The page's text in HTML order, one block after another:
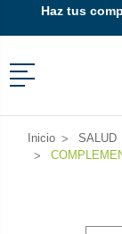
Haz tus
Menú
Inicio SALUD